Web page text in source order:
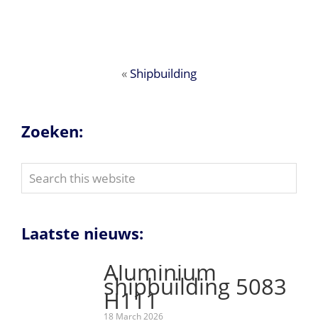
«Shipbuilding
Zoeken:
Search
this
Laatste nieuws:
Aluminium
shipbuilding 5083
H111
18 March 2026